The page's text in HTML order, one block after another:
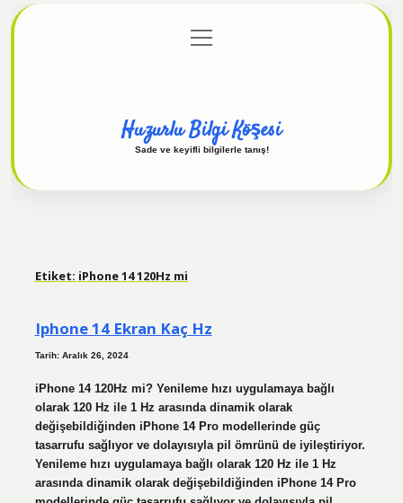
Gizlilik Politikası
menüyü
aç
Huzurlu Bilgi Köşesi
Sade ve keyifli bilgilerle tanış!
Etiket: iPhone 14 120Hz mi
Iphone 14 Ekran Kaç Hz
Tarih: Aralık 26, 2024
iPhone 14 120Hz mi? Yenileme hızı uygulamaya bağlı
olarak 120 Hz ile 1 Hz arasında dinamik olarak
değişebildiğinden iPhone 14 Pro modellerinde güç
tasarrufu sağlıyor ve dolayısıyla pil ömrünü de iyileştiriyor.
Yenileme hızı uygulamaya bağlı olarak 120 Hz ile 1 Hz
arasında dinamik olarak değişebildiğinden iPhone 14 Pro